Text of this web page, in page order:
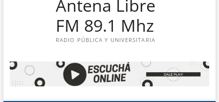
Antena Libre
FM 89.1 Mhz
RADIO PÚBLICA Y UNIVERSITARIA